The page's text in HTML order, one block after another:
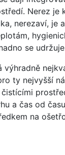
Nerez je
nerezaví, je
se
výhradně
ty nejvyšší
a čas od
na